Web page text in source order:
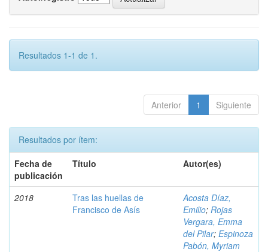
Resultados 1-1 de 1.
Anterior 1 Siguiente
Resultados por ítem:
Fecha de
publicación
Título Autor(es)
2018
Tras las huellas de
Francisco de Asís
Acosta Díaz,
Emilio; Rojas
Vergara, Emma
del Pilar; Espinoza
Pabón, Myriam